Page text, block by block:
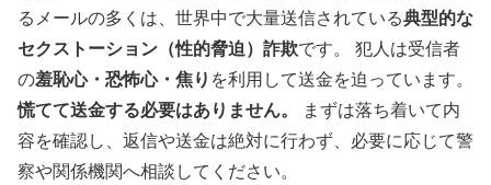
るメールの多くは、世界中で大量送信されている典型的な
セクストーション（性的脅迫）詐欺です。 犯人は受信者
の羞恥心・恐怖心・焦り を利用して送金を迫っています。
慌てて送金する必要はありません。
まずは落ち着いて内
容を確認し、返信や送金は絶対に行わず、必要に応じて警
察や関係機関へ相談してください。